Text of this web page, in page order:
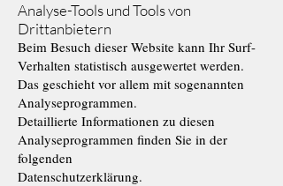
Analyse-Tools und Tools von
Drittanbietern
Beim Besuch dieser Website kann Ihr Surf-
Verhalten statistisch ausgewertet werden.
Das geschieht vor allem mit sogenannten
Analyseprogrammen.
Detaillierte Informationen zu diesen
Analyseprogrammen finden Sie in der
folgenden
Datenschutzerklärung.